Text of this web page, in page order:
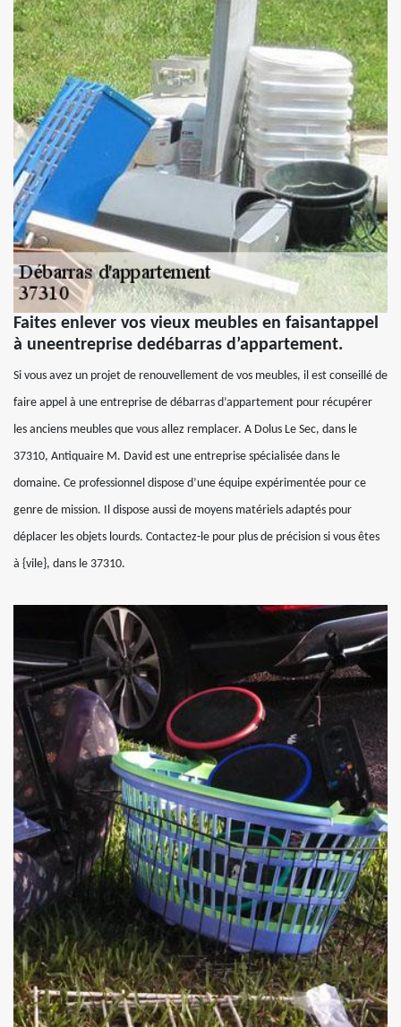
Faites enlever vos vieux meubles en faisantappel
à uneentreprise dedébarras d’appartement.
Si vous avez un projet de renouvellement de vos meubles, il est conseillé de
faire appel à une entreprise de débarras d’appartement pour récupérer
les anciens meubles que vous allez remplacer. A Dolus Le Sec, dans le
37310, Antiquaire M. David est une entreprise spécialisée dans le
domaine. Ce professionnel dispose d’une équipe expérimentée pour ce
genre de mission. Il dispose aussi de moyens matériels adaptés pour
déplacer les objets lourds. Contactez-le pour plus de précision si vous êtes
à {vile}, dans le 37310.